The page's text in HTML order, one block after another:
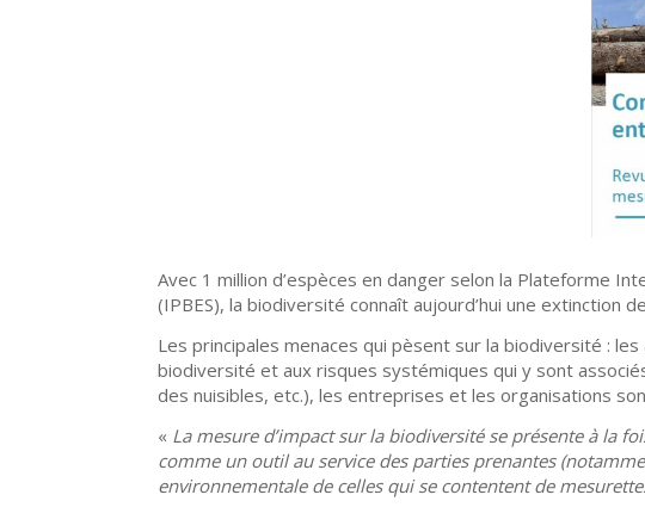
Avec 1 million d’espèces en danger selon la Plateforme
(IPBES), la biodiversité connaît aujourd’hui une extinction
Les principales menaces qui pèsent sur la biodiversité :
biodiversité et aux risques systémiques qui y sont
des nuisibles, etc.), les entreprises et les organisations
« La mesure d’impact sur la biodiversité se présente à la
comme un outil au service des parties prenantes
environnementale de celles qui se contentent de